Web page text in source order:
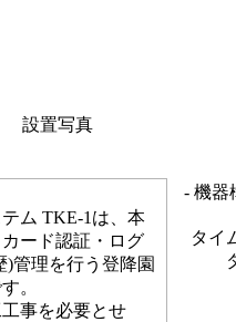
設置写真
ム TKE-1は、本
ード認証・ログ
)管理を行う登降園
。
事を必要とせ
- 機器
タイ